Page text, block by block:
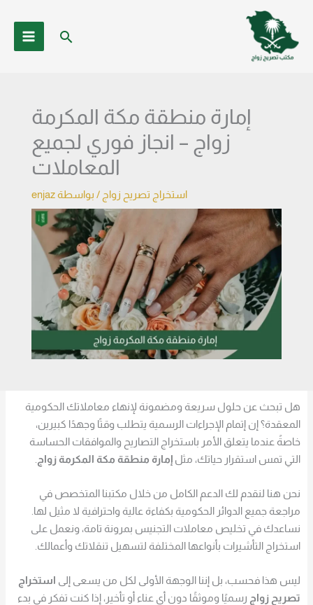
المحتوى
البحث
إمارة منطقة مكة المكرمة
زواج – انجاز فوري لجميع
المعاملات
استخراج تصريح زواج / بواسطةenjaz
هل تبحث عن حلول سريعة ومضمونة لإنهاء معاملاتك الحكومية
المعقدة؟ إن إتمام الإجراءات الرسمية يتطلب وقتًا وجهدًا كبيرين،
خاصةً عندما يتعلق الأمر باستخراج التصاريح والموافقات الحساسة
التي تمس استقرار حياتك، مثلإمارة منطقة مكة المكرمة زواج
نحن هنا لنقدم لك الدعم الكامل من خلال مكتبنا المتخصص في
مراجعة جميع الدوائر الحكومية بكفاءة عالية واحترافية لا مثيل لها.
نساعدك في تخليص معاملات التجنيس بمرونة تامة، ونعمل على
استخراج التأشيرات بأنواعها المختلفة لتسهيل تنقلاتك وأعمالك.
ليس هذا فحسب، بل إننا الوجهة الأولى لكل من يسعى إلى استخراج
تصريح زواج رسميًا وموثقًا دون أي عناء أو تأخير، إذا كنت تفكر في بدء